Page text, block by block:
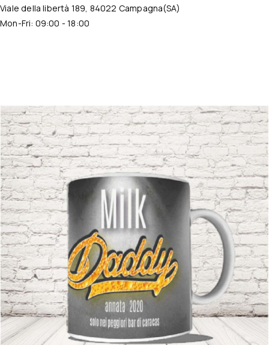
Viale della libertà 189, 84022 Campagna(SA)
Mon-Fri: 09:00 - 18:00